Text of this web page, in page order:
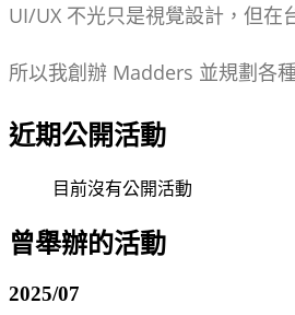
UI/UX 不光只是視覺設計，但在
所以我創辦 Madders 並規劃各
近期公開活動
目前沒有公開活動
曾舉辦的活動
2025/07